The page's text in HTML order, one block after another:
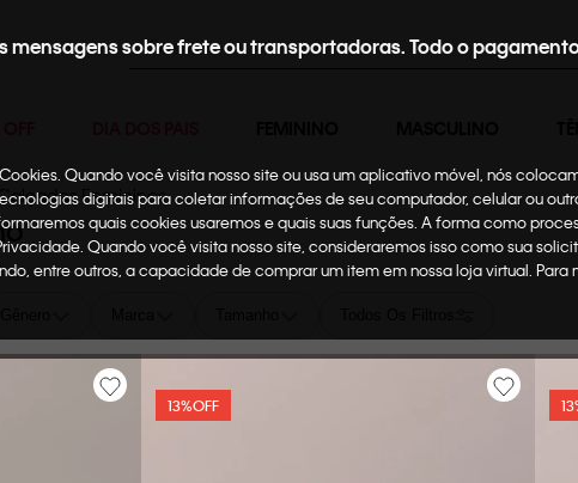
Buscar
mensagens sobre frete ou transportadoras. Todo o
Quando você visita nosso site ou usa um aplicativo móvel, nós
digitais para coletar informações de seu computador, celular ou
quais cookies usaremos e quais suas funções. A forma como
Quando você visita nosso site, consideraremos isso como sua
entre outros, a capacidade de comprar um item em nossa loja virtual.
Femininos
13%OFF